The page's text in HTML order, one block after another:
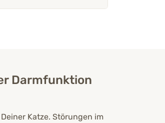
Darmfunktion
Katze. Störungen im